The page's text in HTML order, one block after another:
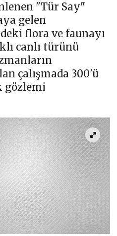
"Tür Say"
gelen
flora ve faunayı
canlı türünü
çalışmada 300'ü
gözlemi